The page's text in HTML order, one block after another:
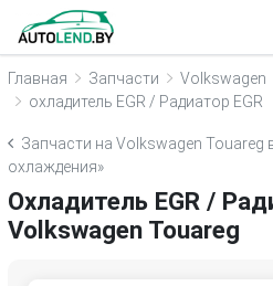
Главная Запчасти Volkswagen
охладитель EGR / Радиатор EGR
Запчасти на Volkswagen Touareg
охлаждения»
Охладитель EGR /
Volkswagen Touareg